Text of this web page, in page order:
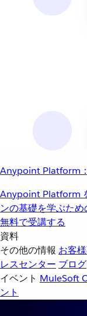
Anypoint Platform
Anypoint Platform
ンの基礎を学ぶため
無料で受講する
資料
その他の情報 お客
レスセンター ブログ
イベント MuleSoft
ント